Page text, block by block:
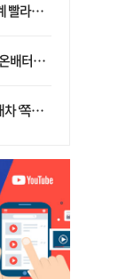
는 ‘거리두기’
용화 속도낸다
투자 ‘희비’